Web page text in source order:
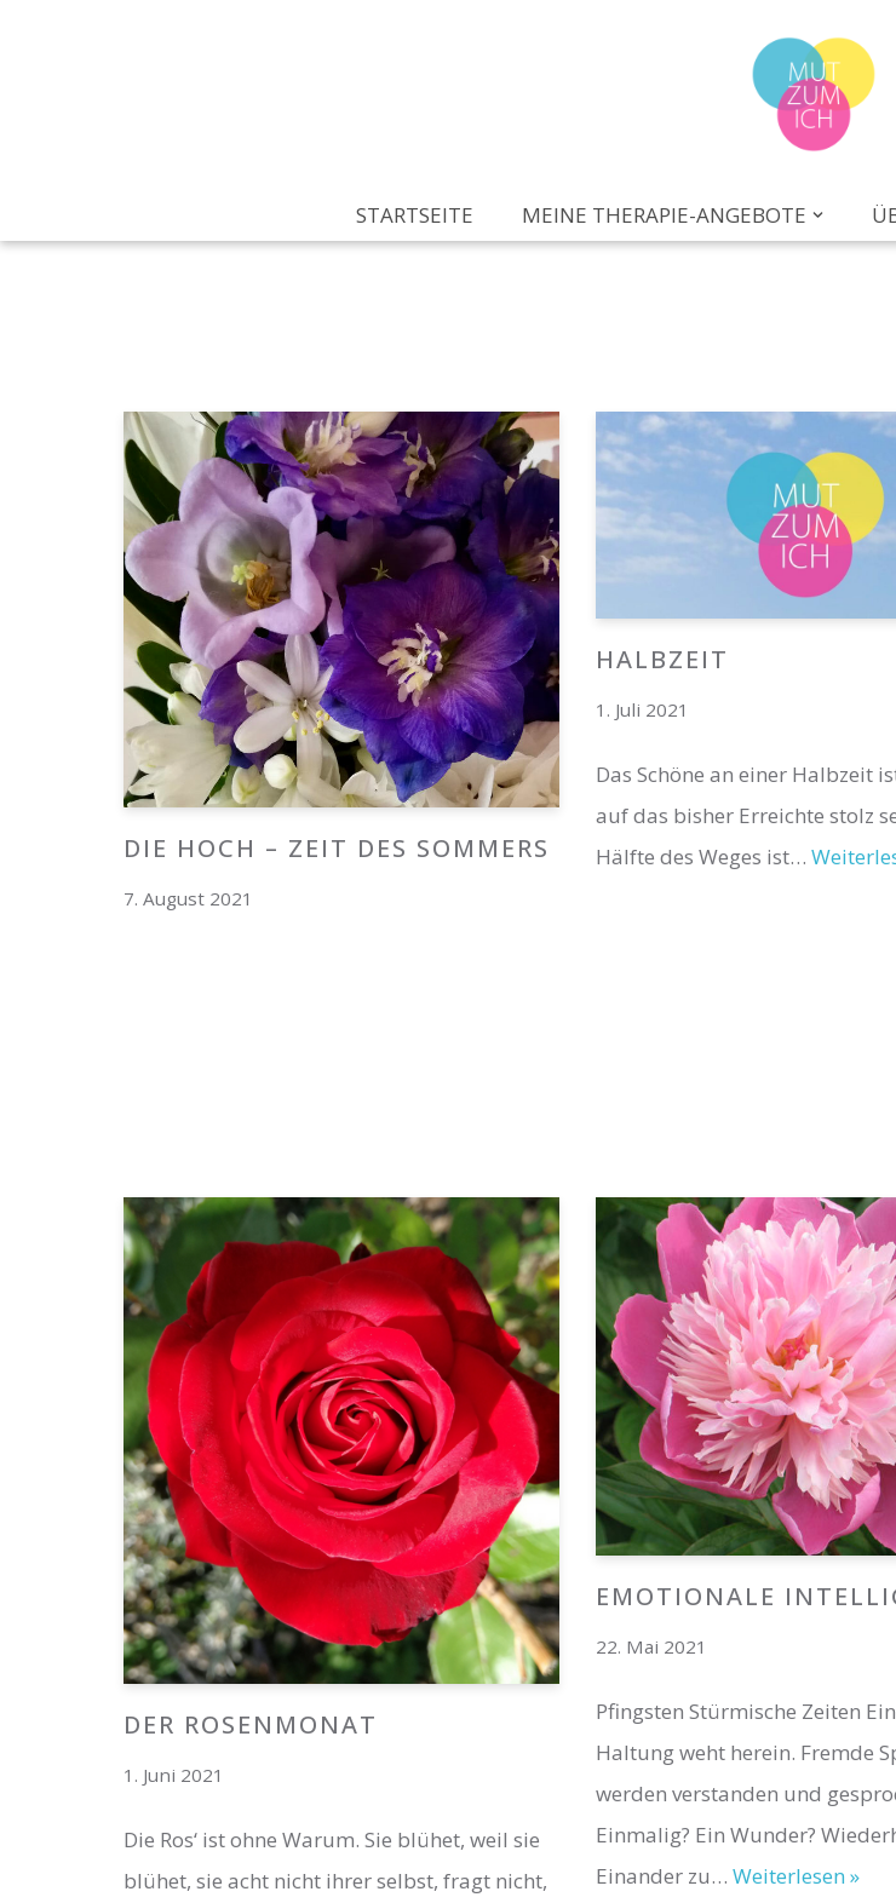
STARTSEITE MEINE THERAPIE-ANGEBOTE
DIE HOCH – ZEIT DES SOMMERS
7. August 2021
HALBZEIT
1. Juli 2021
Das Schöne an einer Halbzeit
auf das bisher Erreichte stolz
Hälfte des Weges ist…
DER ROSENMONAT
1. Juni 2021
Die Ros‘ ist ohne Warum. Sie blühet, weil sie
blühet, sie acht nicht ihrer selbst, fragt nicht,
EMOTIONALE
22. Mai 2021
Pfingsten Stürmische Zeiten
Haltung weht herein. Fremde
werden verstanden und
Einmalig? Ein Wunder?
Einander zu… Weiterlesen »